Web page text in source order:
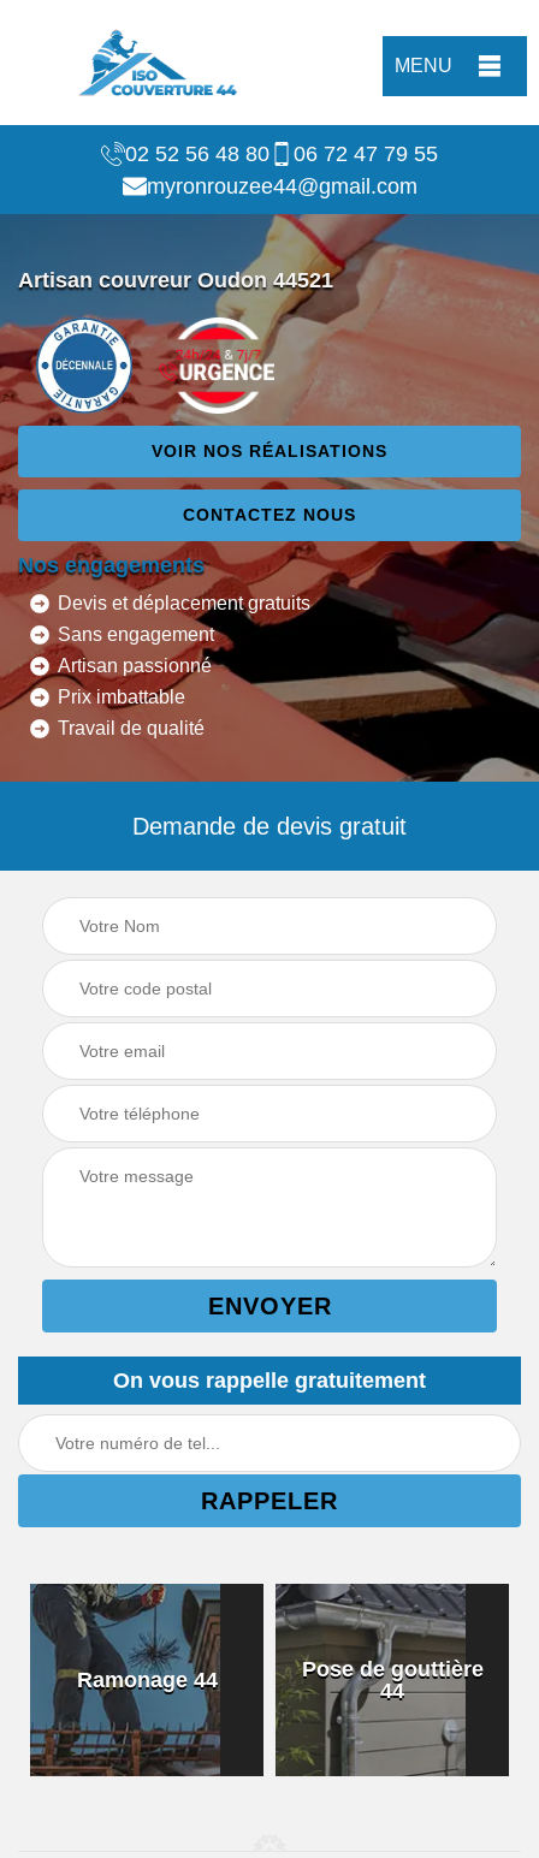
MENU
02 52 56 48 80
06 72 47 79 55
myronrouzee44@gmail.com
Artisan couvreur Oudon 44521
VOIR NOS RÉALISATIONS
CONTACTEZ NOUS
Nos engagements
Devis et déplacement gratuits
Sans engagement
Artisan passionné
Prix imbattable
Travail de qualité
Demande de devis gratuit
On vous rappelle gratuitement
Ramonage 44
Pose de gouttière
44